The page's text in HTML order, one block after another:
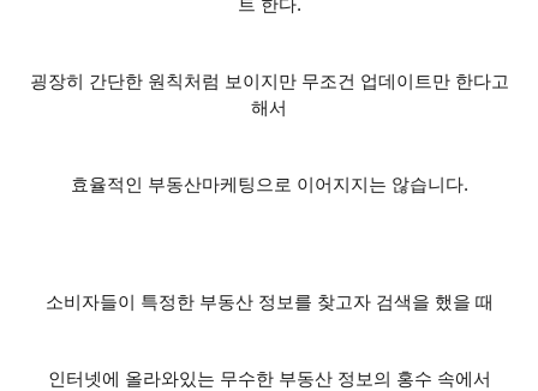
트 한다.
굉장히 간단한 원칙처럼 보이지만 무조건 업데이트만 한다고
해서
효율적인 부동산마케팅으로 이어지지는 않습니다.
소비자들이 특정한 부동산 정보를 찾고자 검색을 했을 때
인터넷에 올라와있는 무수한 부동산 정보의 홍수 속에서